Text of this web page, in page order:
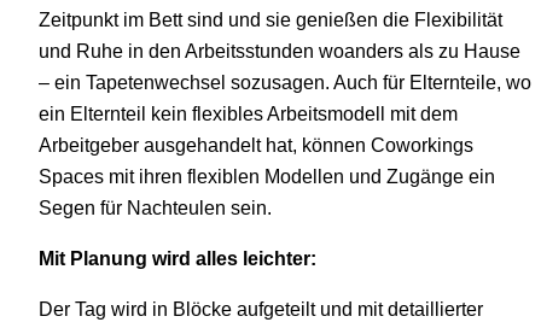
Zeitpunkt im Bett sind und sie genießen die Flexibilität
und Ruhe in den Arbeitsstunden woanders als zu Hause
– ein Tapetenwechsel sozusagen. Auch für Elternteile, wo
ein Elternteil kein flexibles Arbeitsmodell mit dem
Arbeitgeber ausgehandelt hat, können Coworkings
Spaces mit ihren flexiblen Modellen und Zugänge ein
Segen für Nachteulen sein.
Mit Planung wird alles leichter:
Der Tag wird in Blöcke aufgeteilt und mit detaillierter